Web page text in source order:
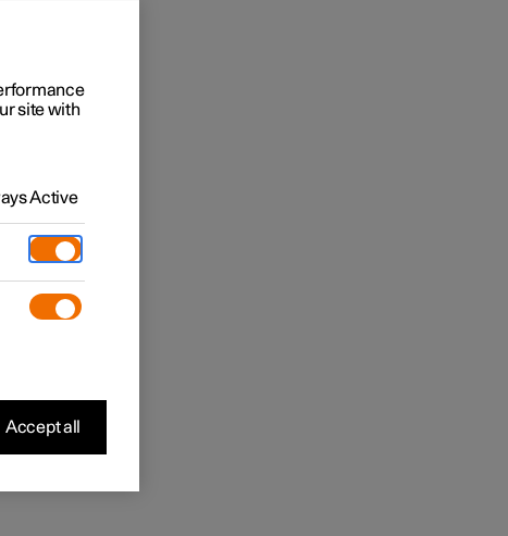
site with
Active
Accept all